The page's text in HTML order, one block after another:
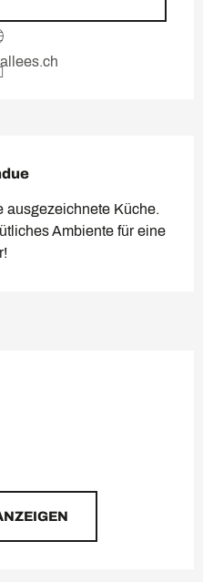
ausgezeichnete Küche.
Ambiente für eine